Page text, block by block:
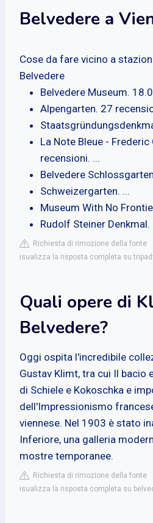
Belvedere a
Cose da fare vicino a
Belvedere
Belvedere Museum.
Alpengarten. 27
La Note Bleue -
recensioni. ...
Belvedere
Schweizergarten. ...
Museum With No
Rudolf Steiner Denkmal.
Richiesta di rimozione della fonte
isualizza la risposta completa su
Quali opere di
Belvedere?
Oggi ospita l'incredibile
Gustav Klimt, tra cui Il bacio
di Schiele e Kokoschka e
dell'Impressionismo
viennese. Nel 1903 è stato
Inferiore, una galleria
mostre temporanee.
Richiesta di rimozione della fonte
isualizza la risposta completa su